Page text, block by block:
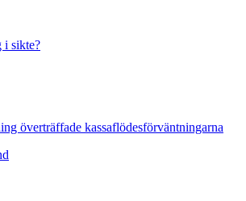
i sikte?
överträffade kassaflödesförväntningarna